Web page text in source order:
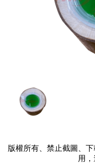
版權所有、禁止截圖、
用